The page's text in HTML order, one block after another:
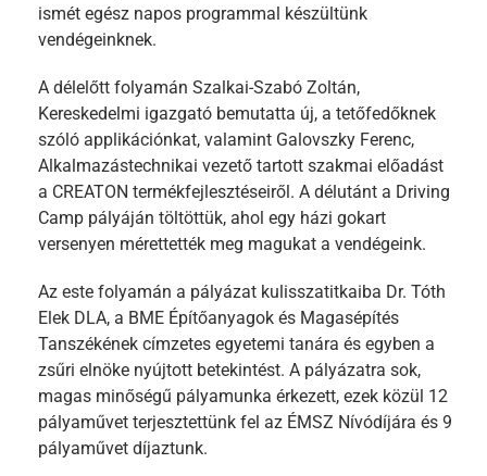
ismét egész napos programmal készültünk
vendégeinknek.
A délelőtt folyamán Szalkai-Szabó Zoltán,
Kereskedelmi igazgató bemutatta új, a tetőfedőknek
szóló applikációnkat, valamint Galovszky Ferenc,
Alkalmazástechnikai vezető tartott szakmai előadást
a CREATON termékfejlesztéseiről. A délutánt a Driving
Camp pályáján töltöttük, ahol egy házi gokart
versenyen mérettették meg magukat a vendégeink.
Az este folyamán a pályázat kulisszatitkaiba Dr. Tóth
Elek DLA, a BME Építőanyagok és Magasépítés
Tanszékének címzetes egyetemi tanára és egyben a
zsűri elnöke nyújtott betekintést. A pályázatra sok,
magas minőségű pályamunka érkezett, ezek közül 12
pályaművet terjesztettünk fel az ÉMSZ Nívódíjára és 9
pályaművet díjaztunk.